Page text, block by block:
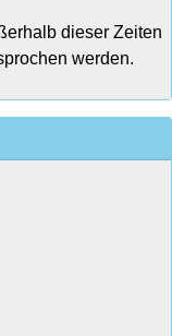
dieser Zeiten
werden.